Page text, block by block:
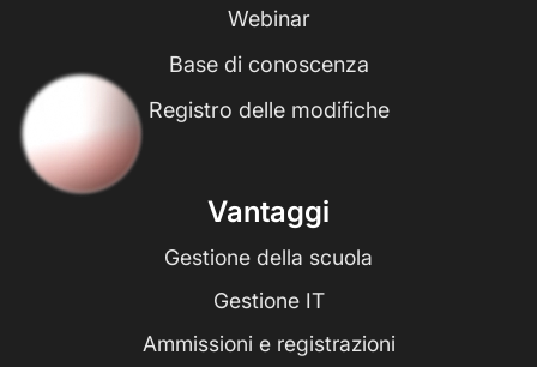
Webinar
Base di conoscenza
Registro delle modifiche
Vantaggi
Gestione della scuola
Gestione IT
Ammissioni e registrazioni